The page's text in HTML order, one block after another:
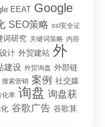
EEAT
Google
SEO策略 ssl安全证
词研究 关键词策略 内容
计 外贸建站 外
建设 外贸询盘 外部链
搜索营销 案例
社交媒
化率 询盘 询盘获
谷歌广告 谷歌算